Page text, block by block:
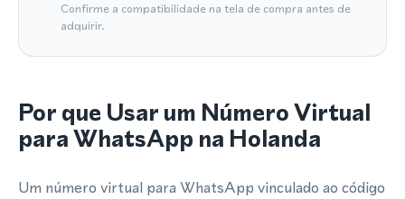
Confirme a compatibilidade na tela de compra antes de
adquirir.
Por que Usar um Número Virtual
para WhatsApp na Holanda
Um número virtual para WhatsApp vinculado ao código